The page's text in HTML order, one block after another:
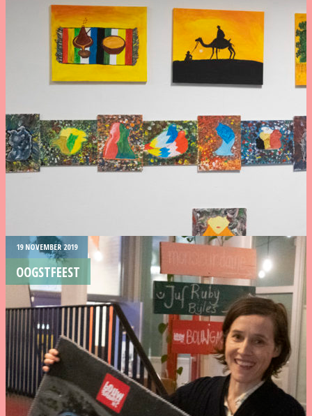
19 NOVEMBER 2019
OOGSTFEEST